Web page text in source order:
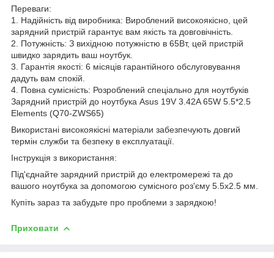
Переваги:
1. Надійність від виробника: Вироблений високоякісно, цей
зарядний пристрій гарантує вам якість та довговічність.
2. Потужність: З вихідною потужністю в 65Вт, цей пристрій
швидко зарядить ваш ноутбук.
3. Гарантія якості: 6 місяців гарантійного обслуговування
дадуть вам спокій.
4. Повна сумісність: Розроблений спеціально для ноутбуків
Зарядний пристрій до ноутбука Asus 19V 3.42A 65W 5.5*2.5
Elements (Q70-ZWS65)
Використані високоякісні матеріали забезпечують довгий
термін служби та безпеку в експлуатації.
Інструкція з використання:
Під'єднайте зарядний пристрій до електромережі та до
вашого ноутбука за допомогою сумісного роз'єму 5.5x2.5 мм.
Купіть зараз та забудьте про проблеми з зарядкою!
Приховати